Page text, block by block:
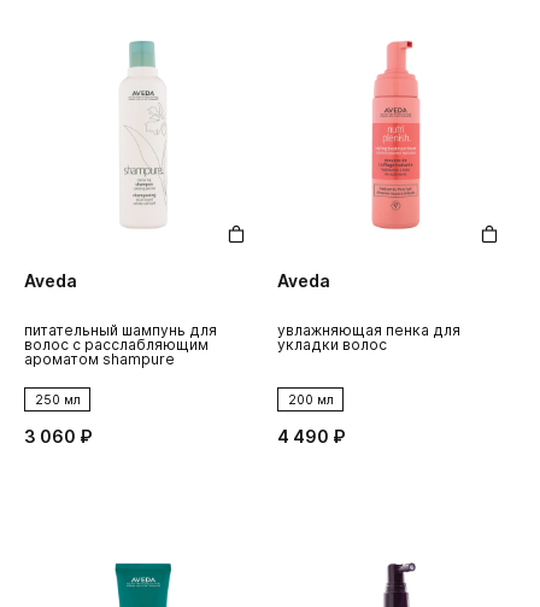
Aveda
питательный шампунь для
волос с расслабляющим
ароматом shampure
250 мл
3 060 ₽
Aveda
увлажняющая пенка для
укладки волос
200 мл
4 490 ₽